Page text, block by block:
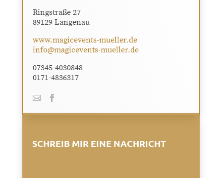
Ringstraße 27
89129 Langenau
www.magicevents-mueller.de
info@magicevents-mueller.de
07345-4030848
0171-4836317
SCHREIB MIR EINE NACHRICHT